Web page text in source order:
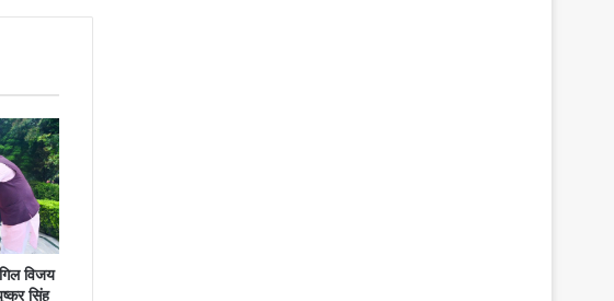
विजय
सिंह